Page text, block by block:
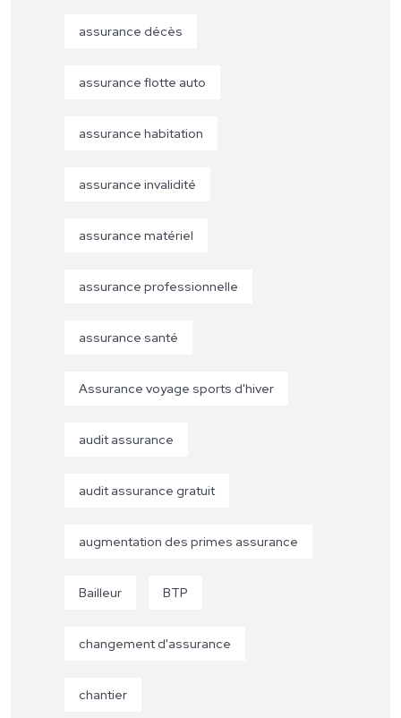
assurance décès
assurance flotte auto
assurance habitation
assurance invalidité
assurance matériel
assurance professionnelle
assurance santé
Assurance voyage sports d'hiver
audit assurance
audit assurance gratuit
augmentation des primes assurance
Bailleur BTP
changement d'assurance
chantier